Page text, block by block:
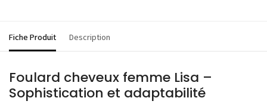
Fiche Produit Description
Foulard cheveux femme Lisa –
Sophistication et adaptabilité